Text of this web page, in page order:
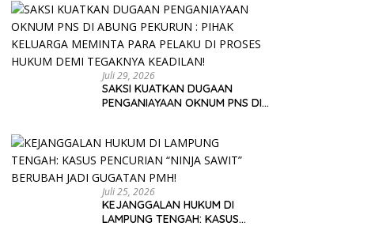
Juli 29, 2026
SAKSI KUATKAN DUGAAN
PENGANIAYAAN OKNUM PNS DI
PELAKU DI PROSES HUKUM DEMI
TEGAKNYA KEADILAN!
Juli 25, 2026
KEJANGGALAN HUKUM DI
LAMPUNG TENGAH: KASUS